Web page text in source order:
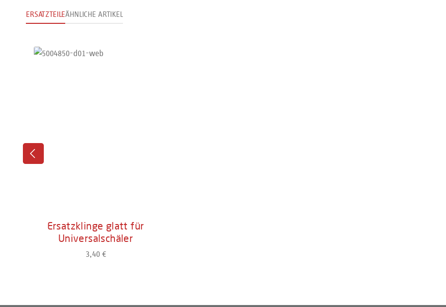
ERSATZTEILEÄHNLICHE ARTIKEL
Produktgalerie überspringen
Ersatzklinge glatt für
Universalschäler
Regulärer Preis:
3,40 €